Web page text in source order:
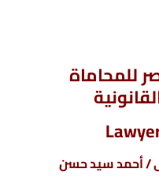
للمحاماة
/ أحمد سيد حسن